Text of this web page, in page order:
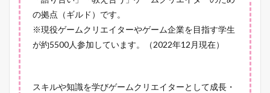
の拠点（ギルド）です。
※現役ゲームクリエイターやゲーム企業を目指す学生
が約5500人参加しています。（2022年12月現在）
スキルや知識を学びゲームクリエイターとして成長・